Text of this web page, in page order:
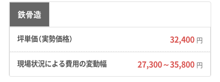
違いが見積もり金額に直接影響します。
地形の特徴：北部・川根エリアは大井川の流れで
削られた急な崖地が多く、崖の上に建つ家も珍
鉄骨造
32,400 円
27,300～35,800 円